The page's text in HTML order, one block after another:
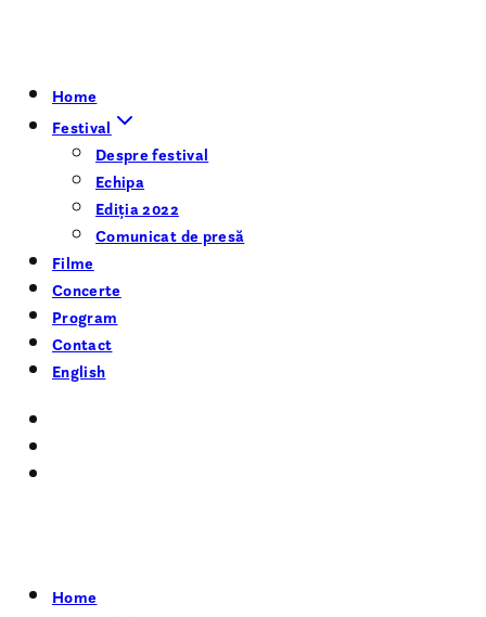
Home
Festival
Despre festival
Echipa
Ediția 2022
Comunicat de presă
Filme
Concerte
Program
Contact
English
Home